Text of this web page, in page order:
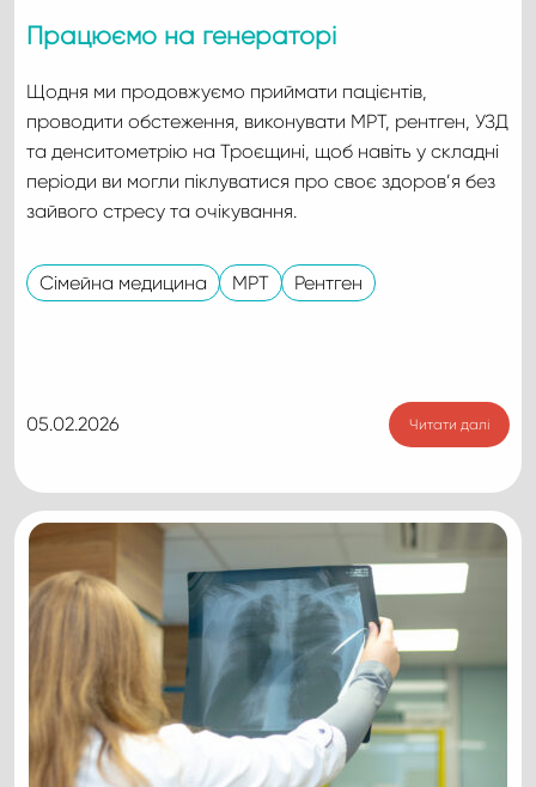
Працюємо на генераторі
Щодня ми продовжуємо приймати пацієнтів,
проводити обстеження, виконувати МРТ, рентген, УЗД
та денситометрію на Троєщині, щоб навіть у складні
періоди ви могли піклуватися про своє здоров’я без
зайвого стресу та очікування.
Сімейна медицина МРТ Рентген
05.02.2026 Читати далі